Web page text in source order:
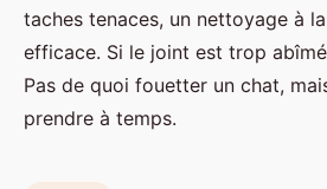
taches tenaces, un nettoyage à
efficace. Si le joint est trop
Pas de quoi fouetter un chat,
prendre à temps.